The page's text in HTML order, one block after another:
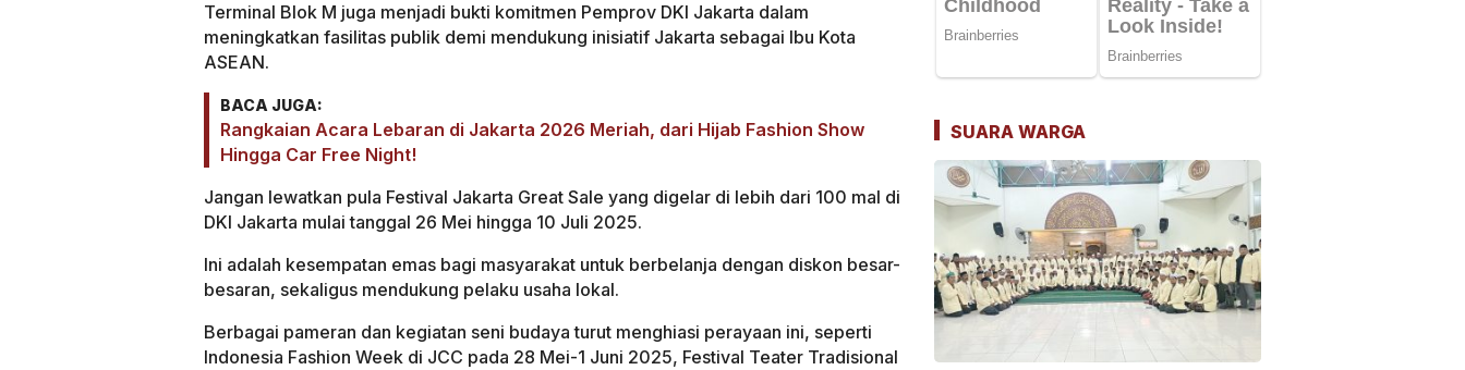
Terminal Blok M juga menjadi bukti komitmen Pemprov DKI Jakarta dalam
meningkatkan fasilitas publik demi mendukung inisiatif Jakarta sebagai Ibu Kota
ASEAN.
BACA JUGA:
Rangkaian Acara Lebaran di Jakarta 2026 Meriah, dari Hijab Fashion Show
Hingga Car Free Night!
Jangan lewatkan pula Festival Jakarta Great Sale yang digelar di lebih dari 100 mal di
DKI Jakarta mulai tanggal 26 Mei hingga 10 Juli 2025.
Ini adalah kesempatan emas bagi masyarakat untuk berbelanja dengan diskon besar-
besaran, sekaligus mendukung pelaku usaha lokal.
Berbagai pameran dan kegiatan seni budaya turut menghiasi perayaan ini, seperti
Indonesia Fashion Week di JCC pada 28 Mei-1 Juni 2025, Festival Teater Tradisional
SUARA WARGA